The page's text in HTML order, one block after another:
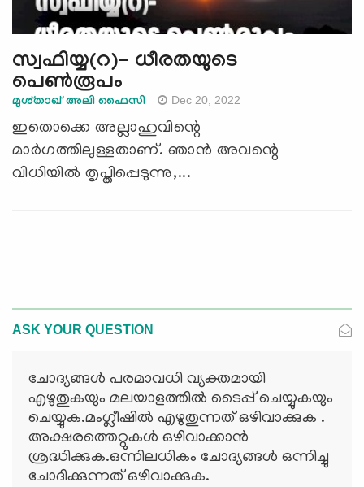
സ്വഫിയ്യ(റ)- ധീരതയുടെ
പെണ്‍രൂപം
മുശ്താഖ് അലി ഫൈസി Dec 20, 2022
ഇതൊക്കെ അല്ലാഹുവിന്റെ
മാര്‍ഗത്തിലുള്ളതാണ്. ഞാന്‍ അവന്റെ
വിധിയില്‍ തൃപ്തിപ്പെടുന്നു,...
ASK YOUR QUESTION
ചോദ്യങ്ങള്‍ പരമാവധി വ്യക്തമായി
എഴുതുകയും മലയാളത്തില്‍ ടൈപ്പ് ചെയ്യുകയും
ചെയ്യുക.മംഗ്ലീഷില്‍ എഴുതുന്നത് ഒഴിവാക്കുക .
അക്ഷരത്തെറ്റുകള്‍ ഒഴിവാക്കാന്‍
ശ്രദ്ധിക്കുക.ഒന്നിലധികം ചോദ്യങ്ങള്‍ ഒന്നിച്ചു
ചോദിക്കുന്നത് ഒഴിവാക്കുക.